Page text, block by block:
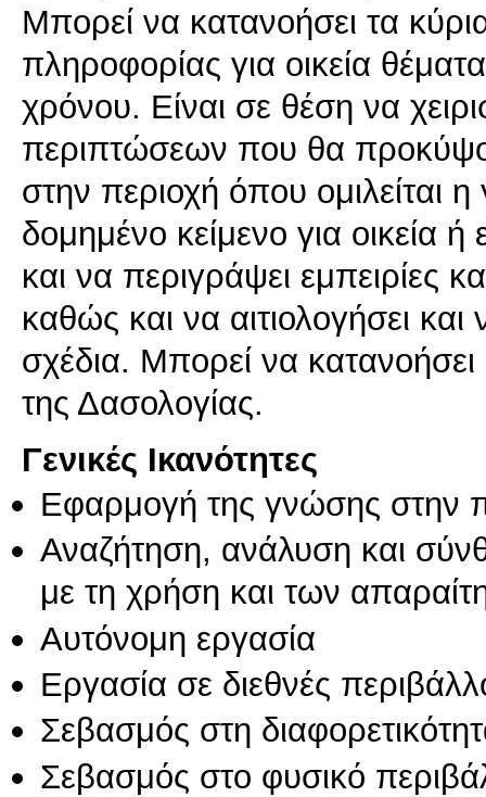
Μπορεί να κατανοήσει τα
πληροφορίας για οικεία
χρόνου. Είναι σε θέση να
περιπτώσεων που θα
στην περιοχή όπου
δομημένο κείμενο για οικεία
και να περιγράψει εμπειρίες
καθώς και να αιτιολογήσει
σχέδια. Μπορεί να κατανοήσει
Γενικές Ικανότητες
Εφαρμογή της γνώσης στην
Αναζήτηση, ανάλυση και
με τη χρήση και των
Αυτόνομη εργασία
Εργασία σε διεθνές
Σεβασμός στη
Σεβασμός στο φυσικό